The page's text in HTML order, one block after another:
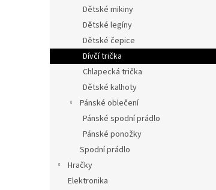
Dětské mikiny
Dětské legíny
Dětské čepice
Dívčí trička
Chlapecká trička
Dětské kalhoty
Pánské oblečení
Pánské spodní prádlo
Pánské ponožky
Spodní prádlo
Hračky
Elektronika